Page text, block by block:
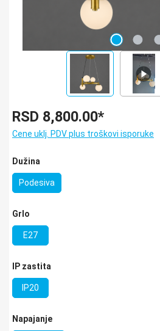
RSD 8,800.00*
Cene uklj. PDV plus troškovi isporuke
Izaberi
Dužina
Podesiva
Izaberi
Grlo
E27
Izaberi
IP zastita
IP20
Izaberi
Napajanje